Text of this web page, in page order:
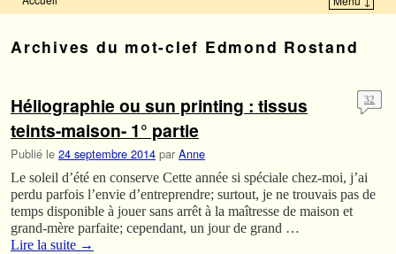
Archives du mot-clef Edmond Rostand
Héliographie ou sun printing : tissus
teints-maison- 1° partie
Publié le 24 septembre 2014 par Anne
32
Le soleil d’été en conserve Cette année si spéciale chez-moi, j’ai
perdu parfois l’envie d’entreprendre; surtout, je ne trouvais pas de
temps disponible à jouer sans arrêt à la maîtresse de maison et
grand-mère parfaite; cependant, un jour de grand …
Lire la suite →